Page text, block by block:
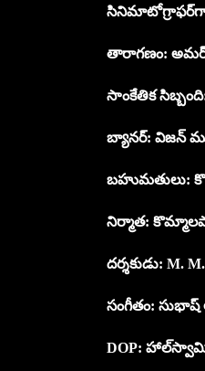
సినిమాటోగ్రాఫర్‌గా
తారాగణం:
సాంకేతిక
బ్యానర్: విజన్
బహుమతులు:
నిర్మాత:
దర్శకుడు: M.
సంగీతం: సుభాష్
DOP: